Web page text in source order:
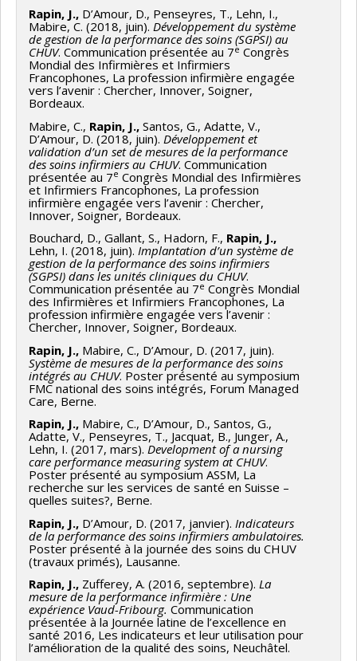
Rapin, J., D’Amour, D., Penseyres, T., Lehn, I.,
Mabire, C. (2018, juin). Développement du système
de gestion de la performance des soins (SGPSI) au
CHUV. Communication présentée au 7e Congrès
Mondial des Infirmières et Infirmiers
Francophones, La profession infirmière engagée
vers l’avenir : Chercher, Innover, Soigner,
Bordeaux.
Mabire, C., Rapin, J., Santos, G., Adatte, V.,
D’Amour, D. (2018, juin). Développement et
validation d’un set de mesures de la performance
des soins infirmiers au CHUV. Communication
présentée au 7e Congrès Mondial des Infirmières
et Infirmiers Francophones, La profession
infirmière engagée vers l’avenir : Chercher,
Innover, Soigner, Bordeaux.
Bouchard, D., Gallant, S., Hadorn, F., Rapin, J.,
Lehn, I. (2018, juin). Implantation d’un système de
gestion de la performance des soins infirmiers
(SGPSI) dans les unités cliniques du CHUV.
Communication présentée au 7e Congrès Mondial
des Infirmières et Infirmiers Francophones, La
profession infirmière engagée vers l’avenir :
Chercher, Innover, Soigner, Bordeaux.
Rapin, J., Mabire, C., D’Amour, D. (2017, juin).
Système de mesures de la performance des soins
intégrés au CHUV. Poster présenté au symposium
FMC national des soins intégrés, Forum Managed
Care, Berne.
Rapin, J., Mabire, C., D’Amour, D., Santos, G.,
Adatte, V., Penseyres, T., Jacquat, B., Junger, A.,
Lehn, I. (2017, mars). Development of a nursing
care performance measuring system at CHUV.
Poster présenté au symposium ASSM, La
recherche sur les services de santé en Suisse –
quelles suites?, Berne.
Rapin, J., D’Amour, D. (2017, janvier). Indicateurs
de la performance des soins infirmiers ambulatoires.
Poster présenté à la journée des soins du CHUV
(travaux primés), Lausanne.
Rapin, J., Zufferey, A. (2016, septembre). La
mesure de la performance infirmière : Une
expérience Vaud-Fribourg. Communication
présentée à la Journée latine de l’excellence en
santé 2016, Les indicateurs et leur utilisation pour
l’amélioration de la qualité des soins, Neuchâtel.